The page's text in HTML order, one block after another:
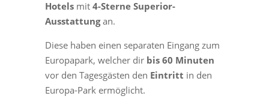
Hotelsmit 4-Sterne Superior-
Ausstattungan.
Diese haben einen separaten Eingang zum
Europapark, welcher dir bis 60 Minuten
vor den Tagesgästen den Eintritt in den
Europa-Park ermöglicht.